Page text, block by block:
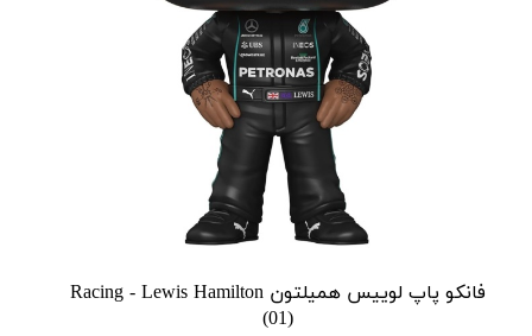
فانکو پاپ لوییس همیلتون Racing - Lewis Hamilton
(01)